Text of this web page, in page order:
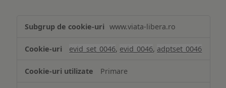
www.viata-libera.ro
evid_set_0046, evid_0046, adptset_0046
Primare